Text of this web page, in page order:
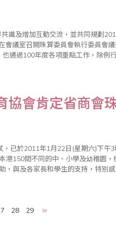
識及增加互動交流，並共同規劃
會議室召開珠算委員會執行委員會
通過100年度各項重點工作，除例
協會肯定省商會
已於2011年1月22日(星期六)下午
港150間不同的中、小學及幼稚園
，與及各家長和學生的支持，特別
28 29